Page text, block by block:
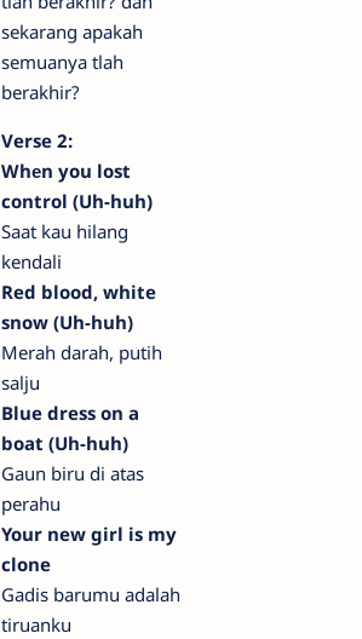
sekarang apakah
semuanya tlah
berakhir?
Verse 2:
Whеn you lost
control (Uh-huh)
Saat kau hilang
kendali
Red blood, white
snow (Uh-huh)
Merah darah, putih
salju
Blue dress on a
boat (Uh-huh)
Gaun biru di atas
perahu
Your new girl is my
clone
Gadis barumu adalah
tiruanku